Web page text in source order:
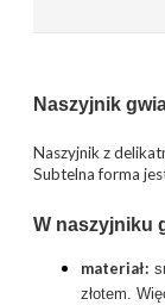
Naszyjnik
Naszyjnik z
Subtelna forma
W naszyjniku
materiał:
złotem.